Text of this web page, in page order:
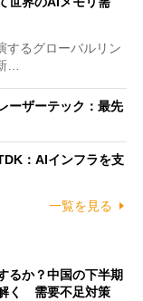
るグローバルリン
…
ーザーテック：最先
：AIインフラを支
一覧を見る
るか？中国の下半期
く 需要不足対策